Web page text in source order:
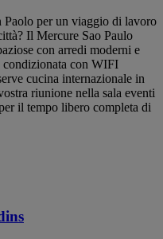
Paolo per un viaggio di lavoro
Il Mercure Sao Paulo
con arredi moderni e
con WIFI
cucina internazionale in
riunione nella sala eventi
il tempo libero completa di